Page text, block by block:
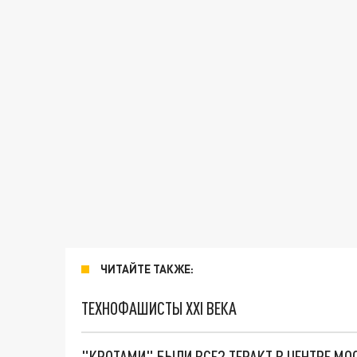
ЧИТАЙТЕ ТАКЖЕ:
ТЕХНОФАШИСТЫ XXI ВЕКА